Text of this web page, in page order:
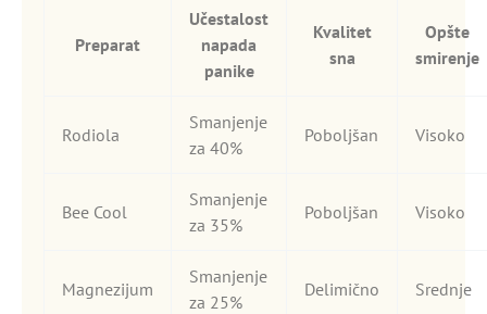
Preparat
Učestalost
napada
panike
Kvalitet
sna
Opšte
smirenje
Rodiola
Smanjenje
za 40%
Poboljšan Visoko
Bee Cool
Smanjenje
za 35%
Poboljšan Visoko
Magnezijum
Smanjenje
za 25%
Delimično Srednje